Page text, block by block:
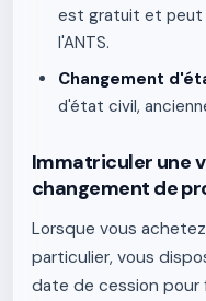
est gratuit et peut
l'ANTS.
Changement
d'état civil,
Immatriculer une
changement de
Lorsque vous
particulier, vous
date de cession pour